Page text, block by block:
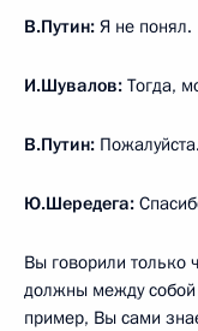
В.Путин: Я не понял.
И.Шувалов: Тогда,
В.Путин: Пожалуйста.
Ю.Шередега:
Вы говорили только
должны между собой
пример, Вы сами